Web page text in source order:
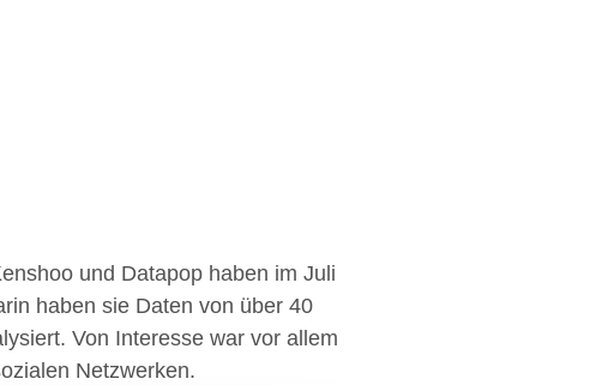
und Datapop haben im Juli
haben sie Daten von über 40
Von Interesse war vor allem
Netzwerken.